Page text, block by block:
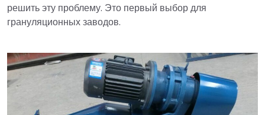
решить эту проблему. Это первый выбор для
грануляционных заводов.